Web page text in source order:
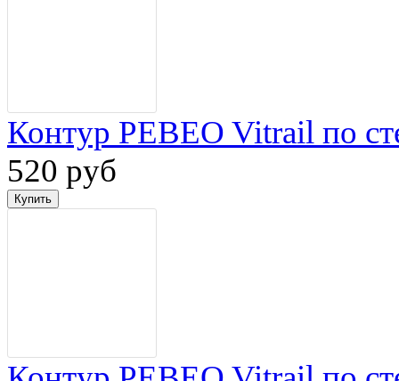
Контур PEBEO Vitrail по
520 руб